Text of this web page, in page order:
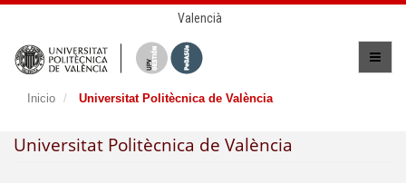
Valencià
Inicio Universitat Politècnica de València
Universitat Politècnica de València